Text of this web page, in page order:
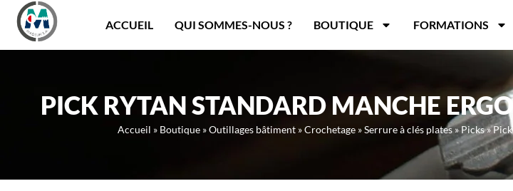
Panneau de gestion des cookies
ACCUEIL
QUI SOMMES-NOUS ? BOUTIQUE FORMATIONS
PICK RYTAN STANDARD MANCHE
Accueil » Boutique »Outillages bâtiment »Crochetage »Serrure à clés plates» Picks»